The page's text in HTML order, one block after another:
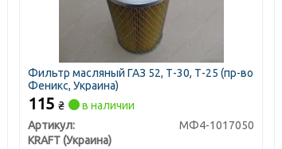
Фильтр масляный ГАЗ 52, Т-30, Т-25(пр-во
Феникс, Украина)
115₴
в наличии
Артикул:
МФ4-1017050
KRAFT (Украина)